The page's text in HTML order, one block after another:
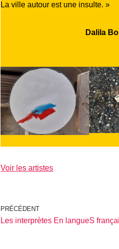
La ville autour est une insulte. »
Dalila
Voir les artistes
PRÉCÉDENT
Les interprètes En langueS